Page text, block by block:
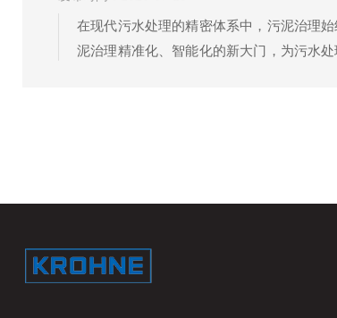
在现代污水处理的精密体系中，污泥治理
泥治理精准化、智能化的新大门，为污水